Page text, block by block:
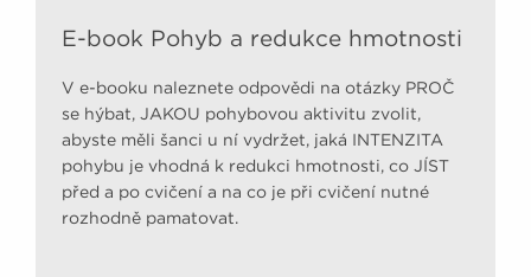
E-book Pohyb a redukce hmotnosti
V e-booku naleznete odpovědi na otázky PROČ
se hýbat, JAKOU pohybovou aktivitu zvolit,
abyste měli šanci u ní vydržet, jaká INTENZITA
pohybu je vhodná k redukci hmotnosti, co JÍST
před a po cvičení a na co je při cvičení nutné
rozhodně pamatovat.